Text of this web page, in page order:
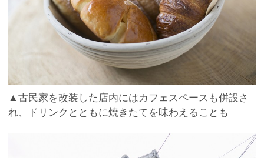
▲古民家を改装した店内にはカフェスペースも併設さ
れ、ドリンクとともに焼きたてを味わえることも